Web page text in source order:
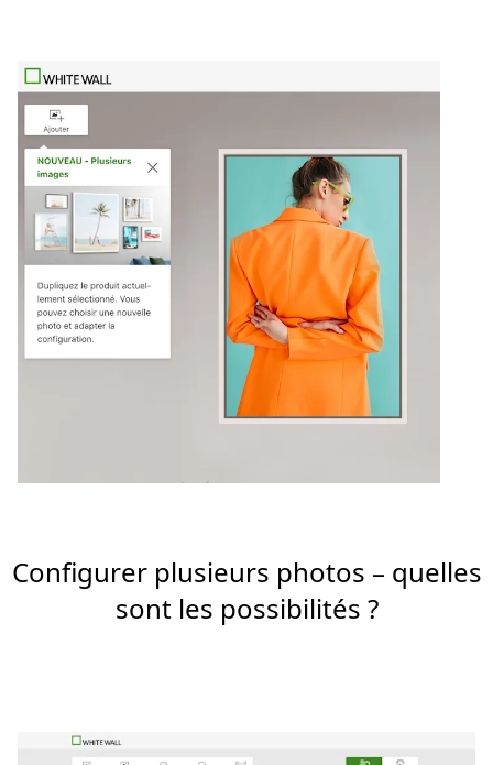
Configurer plusieurs photos – quelles
sont les possibilités ?